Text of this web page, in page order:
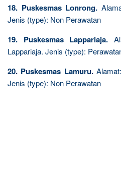
18. Puskesmas Lonrong.
Jenis (type): Non Perawatan
19. Puskesmas Lappariaja.
Lappariaja. Jenis (type):
20. Puskesmas Lamuru.
Jenis (type): Non Perawatan